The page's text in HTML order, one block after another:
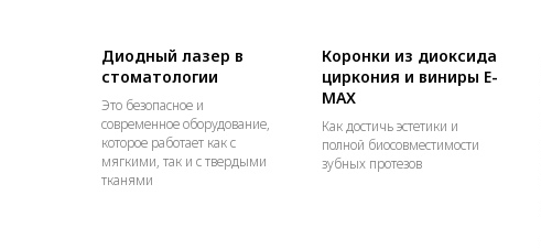
Диодный лазер в
стоматологии
Это безопасное и
современное оборудование,
которое работает как с
мягкими, так и с твердыми
тканями
Коронки из диоксида
циркония и виниры E-
MAX
Как достичь эстетики и
полной биосовместимости
зубных протезов